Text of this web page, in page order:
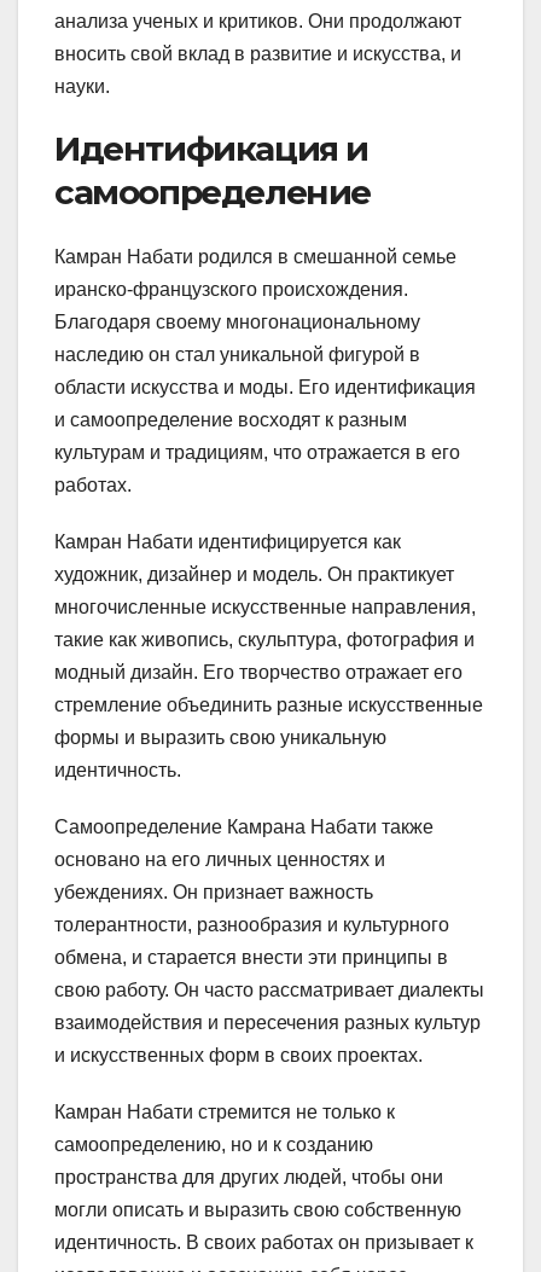
анализа ученых и критиков. Они продолжают
вносить свой вклад в развитие и искусства, и
науки.
Идентификация и
самоопределение
Камран Набати родился в смешанной семье
иранско-французского происхождения.
Благодаря своему многонациональному
наследию он стал уникальной фигурой в
области искусства и моды. Его идентификация
и самоопределение восходят к разным
культурам и традициям, что отражается в его
работах.
Камран Набати идентифицируется как
художник, дизайнер и модель. Он практикует
многочисленные искусственные направления,
такие как живопись, скульптура, фотография и
модный дизайн. Его творчество отражает его
стремление объединить разные искусственные
формы и выразить свою уникальную
идентичность.
Самоопределение Камрана Набати также
основано на его личных ценностях и
убеждениях. Он признает важность
толерантности, разнообразия и культурного
обмена, и старается внести эти принципы в
свою работу. Он часто рассматривает диалекты
взаимодействия и пересечения разных культур
и искусственных форм в своих проектах.
Камран Набати стремится не только к
самоопределению, но и к созданию
пространства для других людей, чтобы они
могли описать и выразить свою собственную
идентичность. В своих работах он призывает к